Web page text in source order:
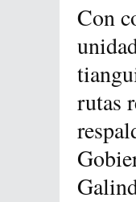
Con
rutas